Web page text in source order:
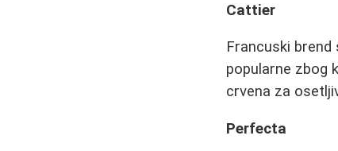
Cattier
Francuski
popularne zbog
crvena za
Perfecta